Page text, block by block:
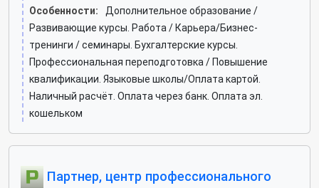
Особенности:
Дополнительное образование /
Развивающие курсы. Работа / Карьера/Бизнес-
тренинги / семинары. Бухгалтерские курсы.
Профессиональная переподготовка / Повышение
квалификации. Языковые школы/Оплата картой.
Наличный расчёт. Оплата через банк. Оплата эл.
кошельком
Партнер, центр профессионального